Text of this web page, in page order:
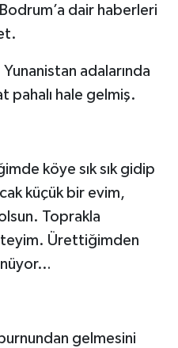
dair haberleri
adalarında
pahalı hale gelmiş.
köye sık sık gidip
küçük bir evim,
Toprakla
Ürettiğimden
gelmesini